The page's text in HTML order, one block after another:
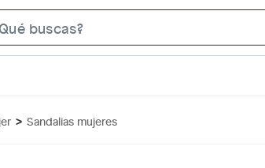
e
Sandalias mujeres